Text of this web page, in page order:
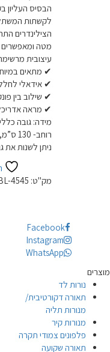
הבסיס העליון
לקשתות
הצילינדרים
מטה ומאפשרים
עיצובית
✔ מתאים
✔ אידאלי
✔ שילוב בין
✔ מראה
רוחב- 130 ס”מ, עוצמה LED 42W
ניתן לשנות
מק"ט: 4545
Facebook
Instagram
WhatsApp
מוצרים
נורות לד
תאורה דקורטיבית/
מנורות תליה
מנורות קיר
פלפונים צמודי תקרה
תאורה שקועה